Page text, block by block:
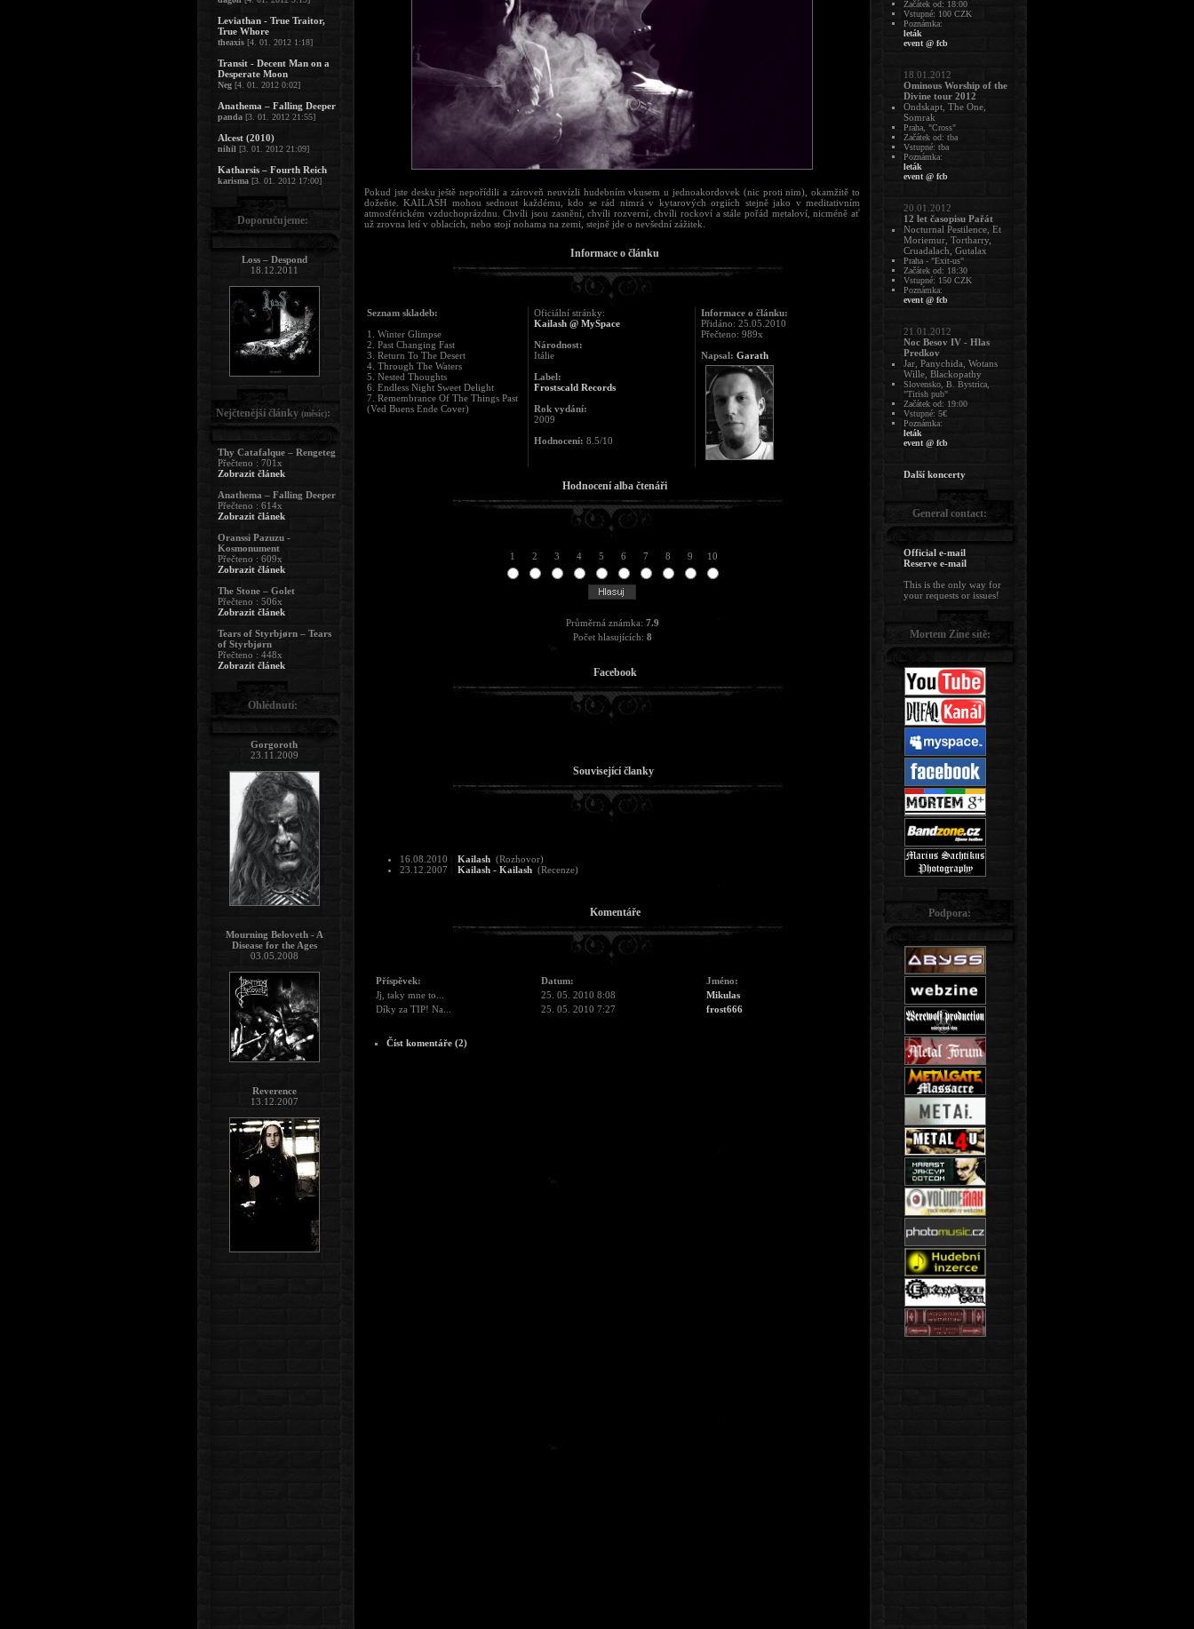
Pokud jste desku ještě nepořídili a zároveň neuvízli hudebním vkusem u jednoakordovek (nic proti nim), okamžitě to
dožeňte. KAILASH mohou sednout každému, kdo se rád nimrá v kytarových orgiích stejně jako v meditativním
atmosférickém vzduchoprázdnu. Chvíli jsou zasnění, chvíli rozverní, chvíli rockoví a stále pořád metaloví, nicméně ať
už zrovna letí v oblacích, nebo stojí nohama na zemi, stejně jde o nevšední zážitek.
Informace o článku
Seznam skladeb:
1. Winter Glimpse
2. Past Changing Fast
3. Return To The Desert
4. Through The Waters
5. Nested Thoughts
6. Endless Night Sweet Delight
7. Remembrance Of The Things Past
(Ved Buens Ende Cover)
Oficiální stránky:
Kailash @ MySpace
Národnost:
Itálie
Label:
Frostscald Records
Rok vydání:
2009
Hodnocení: 8.5/10
Informace o článku:
Přidáno: 25.05.2010
Přečteno: 989x
Napsal: Garath
Hodnocení alba čtenáři
1 2 3 4 5 6 7 8 9 10
Průměrná známka: 7.9
Počet hlasujících: 8
Facebook
Související članky
16.08.2010 Kailash (Rozhovor)
23.12.2007
Kailash - Kailash (Recenze)
Komentáře
Příspěvek: Datum:
Jméno:
Jj, taky mne to...
25. 05. 2010 8:08
Mikulas
Díky za TIP! Na...
25. 05. 2010 7:27 frost666
Číst komentáře (2)
Leviathan - True Traitor,
True Whore
theaxis [4. 01. 2012 1:18]
Transit - Decent Man on a
Desperate Moon
Neg [4. 01. 2012 0:02]
Anathema – Falling Deeper
panda [3. 01. 2012 21:55]
Alcest (2010)
nihil [3. 01. 2012 21:09]
Katharsis – Fourth Reich
karisma [3. 01. 2012 17:00]
Doporučujeme:
Loss – Despond
18.12.2011
Nejčtenější články (měsíc):
Thy Catafalque – Rengeteg
Přečteno : 701x
Zobrazit článek
Anathema – Falling Deeper
Přečteno : 614x
Zobrazit článek
Oranssi Pazuzu -
Kosmonument
Přečteno : 609x
Zobrazit článek
The Stone – Golet
Přečteno : 506x
Zobrazit článek
Tears of Styrbjørn – Tears
of Styrbjørn
Přečteno : 448x
Zobrazit článek
Ohlédnutí:
Gorgoroth
23.11.2009
Mourning Beloveth - A
Disease for the Ages
03.05.2008
Reverence
13.12.2007
Začátek od: 18:00
Vstupné: 100 CZK
Poznámka:
leták
event @ fcb
18.01.2012
Ominous Worship of the
Divine tour 2012
Ondskapt, The One,
Somrak
Praha, "Cross"
Začátek od: tba
Vstupné: tba
Poznámka:
leták
event @ fcb
20.01.2012
12 let časopisu Pařát
Nocturnal Pestilence, Et
Moriemur, Tortharry,
Cruadalach, Gutalax
Praha - "Exit-us"
Začátek od: 18:30
Vstupné: 150 CZK
Poznámka:
event @ fcb
21.01.2012
Noc Besov IV - Hlas
Predkov
Jar, Panychida, Wotans
Wille, Blackopathy
Slovensko, B. Bystrica,
"Tirish pub"
Začátek od: 19:00
Vstupné: 5€
Poznámka:
leták
event @ fcb
Další koncerty
General contact:
Official e-mail
Reserve e-mail
This is the only way for
your requests or issues!
Mortem Zine sítě:
Podpora: